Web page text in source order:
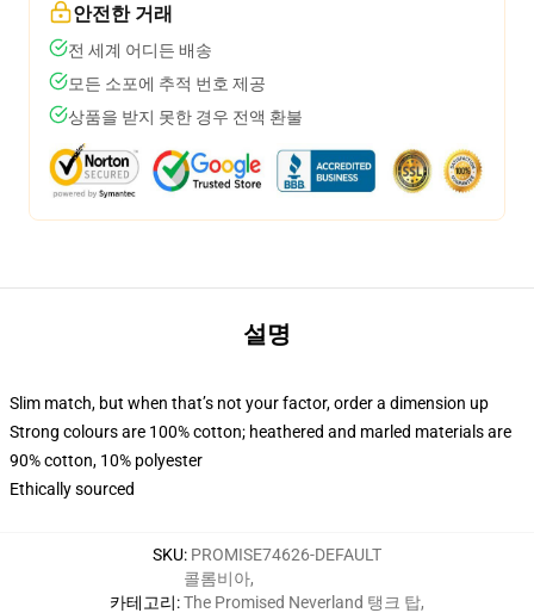
안전한 거래
전 세계 어디든 배송
모든 소포에 추적 번호 제공
상품을 받지 못한 경우 전액 환불
설명
Slim match, but when that’s not your factor, order a dimension up
Strong colours are 100% cotton; heathered and marled materials are
90% cotton, 10% polyester
Ethically sourced
SKU: PROMISE74626-DEFAULT
카테고리:
콜롬비아,
The Promised Neverland 탱크 탑,